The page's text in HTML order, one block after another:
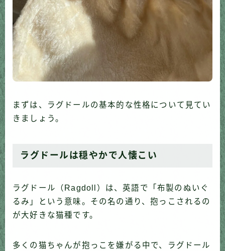
まずは、ラグドールの基本的な性格について見てい
きましょう。
ラグドールは穏やかで人懐こい
ラグドール（Ragdoll）は、英語で「布製のぬいぐ
るみ」という意味。その名の通り、抱っこされるの
が大好きな猫種です。
多くの猫ちゃんが抱っこを嫌がる中で、ラグドール